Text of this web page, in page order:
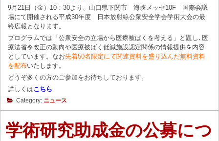
9月21日（金）10：30より、山口県下関市 海峡メッセ10F 国際会議
場にて開催される平成30年度 日本放射線公衆安全学会学術大会の最
終広報となります。
プログラムでは「公衆安全の立場から医療被ばくを考える」と題し､医
療法省令改正の動向や医療被ばく低減施設認定関係の情報提供を内容
としています。なお先着50名限定にて関連資料を盛り込んだ無料資料
を配布いたします。
どうぞ多くの方のご参加をお待ちしております。
詳しくはこちら
Category: ニュース
学術研究助成金の公募につ